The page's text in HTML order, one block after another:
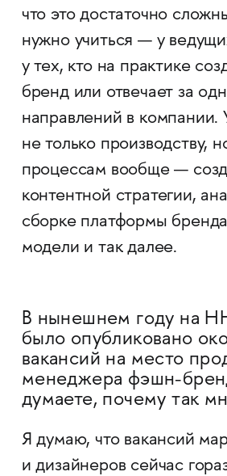
что это достаточно
нужно учиться — у
у тех, кто на практике
бренд или отвечает за
направлений в компании.
не только производству,
процессам вообще —
контентной стратегии,
сборке платформы
модели и так далее.
В нынешнем году на
было опубликовано
вакансий на место
менеджера фэшн-
думаете, почему так
Я думаю, что вакансий
и дизайнеров сейчас